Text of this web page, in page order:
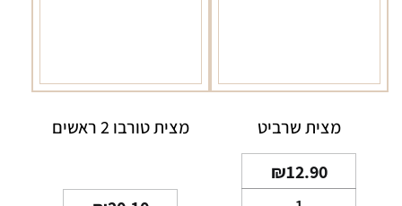
מצית שרביט
₪12.90
מצית טורבו 2 ראשים